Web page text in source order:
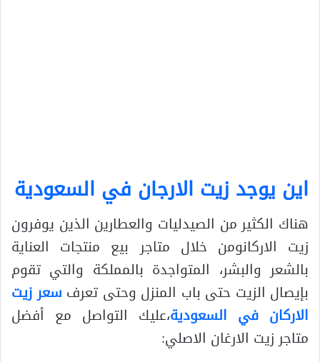
اين يوجد زيت الارجان في السعودية
هناك الكثير من الصيدليات والعطارين الذين يوفرون
زيت الاركانومن خلال متاجر بيع منتجات العناية
بالشعر والبشر، المتواجدة بالمملكة والتي تقوم
بإيصال الزيت حتى باب المنزل وحتى تعرف سعر زيت
الاركان في السعودية،عليك التواصل مع أفضل
متاجر زيت الارغان الاصلي: